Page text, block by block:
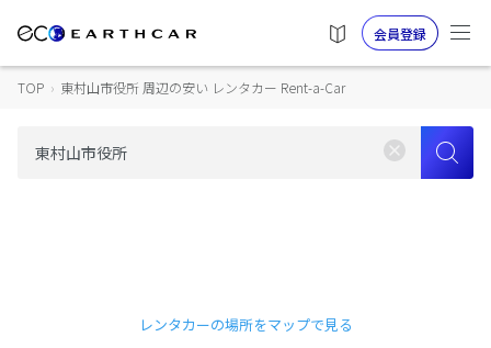
会員登録
TOP › 東村山市役所 周辺の安い レンタカー Rent-a-Car
レンタカーの場所をマップで見る